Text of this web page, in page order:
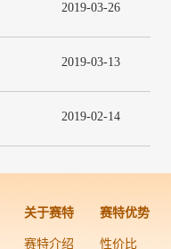
2019-03-26
2019-03-13
2019-02-14
关于赛特
赛特介绍
赛特优势
性价比